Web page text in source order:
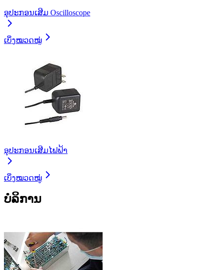
ອຸປະກອນເສີມ Oscilloscope
ເບິ່ງໝວດໝູ່
ອຸປະກອນເສີມໄຟຟ້າ
ເບິ່ງໝວດໝູ່
ບໍລິການ